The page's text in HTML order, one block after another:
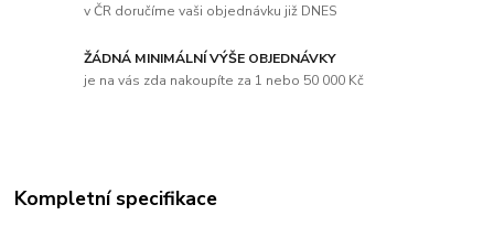
v ČR doručíme vaši objednávku již DNES
ŽÁDNÁ MINIMÁLNÍ VÝŠE OBJEDNÁVKY
je na vás zda nakoupíte za 1 nebo 50 000 Kč
Kompletní specifikace